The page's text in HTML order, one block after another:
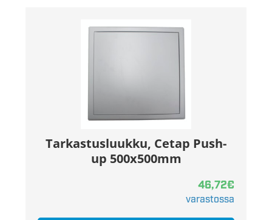
Tarkastusluukku, Cetap Push-
up 500x500mm
46,72€
varastossa